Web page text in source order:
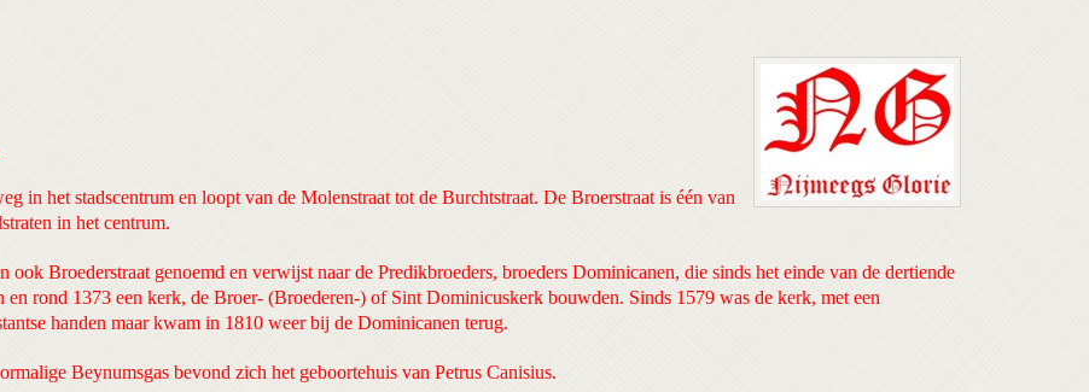
in het stadscentrum en loopt van de Molenstraat tot de Burchtstraat. De Broerstraat is één van
in het centrum.
ook Broederstraat genoemd en verwijst naar de Predikbroeders, broeders Dominicanen, die sinds het einde van de dertiende
en rond 1373 een kerk, de Broer- (Broederen-) of Sint Dominicuskerk bouwden. Sinds 1579 was de kerk, met een
handen maar kwam in 1810 weer bij de Dominicanen terug.
Beynumsgas bevond zich het geboortehuis van Petrus Canisius.